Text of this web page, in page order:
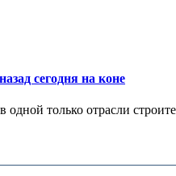
сегодня на коне
только отрасли